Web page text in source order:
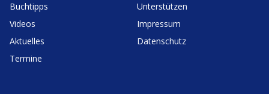
Buchtipps
Videos
Aktuelles
Termine
Unter­stützen
Impressum
Daten­schutz